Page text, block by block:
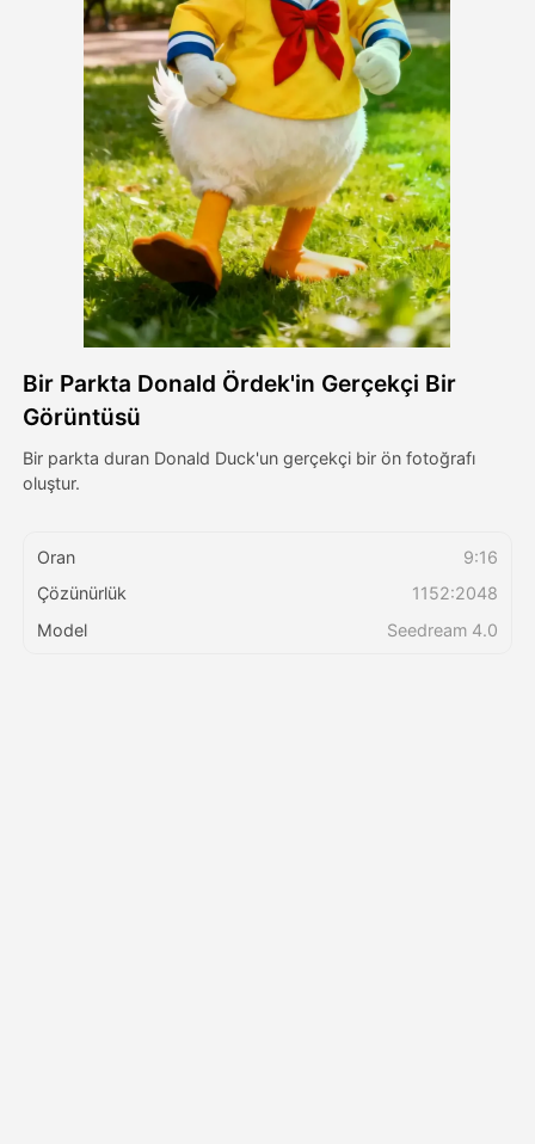
Avatar Video
AI Video
Fotoğraf
Diğer Araçlar
Tüm şablonları görüntüle
Galeri
Blog
Fiyatlandırma
Bir Parkta Donald Ördek'in Gerçekçi Bir
Görüntüsü
Bir parkta duran Donald Duck'un gerçekçi bir ön fotoğrafı
oluştur.
Oran
9:16
Çözünürlük
1152:2048
Model
Seedream 4.0